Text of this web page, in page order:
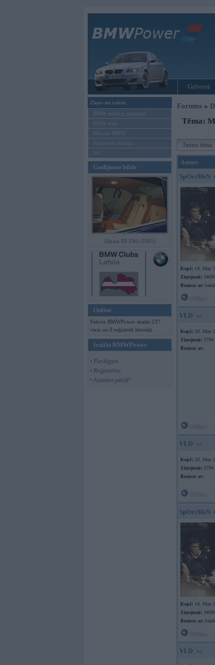
Galvenā
Ziņas un raksti
BMW modeļu jaunumi
BMW testi
Mēneša BMW
Sērijveida tūnings
Vel...
Gadījuma bilde
Alpina B5 E60 (2005)
Online
Pašreiz BMWPower skatās 237
viesi un 0 reģistrēti lietotāji.
Ienākt BMWPower
• Pieslēgties
• Reģistrēties
• Aizmirsi paroli?
Forums »
Tēma:
Jauna tēma
Autors
SpOrcMeN
Kopš: 14. May
Ziņojumi:
Braucu ar:
VLD
Kopš: 20. May
Ziņojumi: 5794
Braucu ar:
VLD
Kopš: 20. May
Ziņojumi: 5794
Braucu ar:
SpOrcMeN
Kopš: 14. May
Ziņojumi:
Braucu ar:
VLD